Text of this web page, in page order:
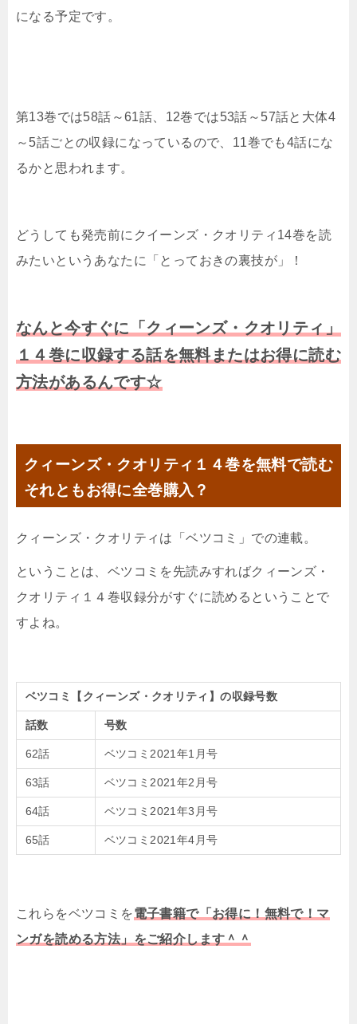
になる予定です。
第13巻では58話～61話、12巻では53話～57話と大体4
～5話ごとの収録になっているので、11巻でも4話にな
るかと思われます。
どうしても発売前にクイーンズ・クオリティ14巻を読
みたいというあなたに「とっておきの裏技が」！
なんと今すぐに「クィーンズ・クオリティ」
１４巻に収録する話を無料またはお得に読む
方法があるんです☆
クィーンズ・クオリティ１４巻を無料で読む
それともお得に全巻購入？
クィーンズ・クオリティは「ベツコミ」での連載。
ということは、ベツコミを先読みすればクィーンズ・
クオリティ１４巻収録分がすぐに読めるということで
すよね。
ベツコミ【クィーンズ・クオリティ】の収録号数
話数 号数
62話 ベツコミ2021年1月号
63話 ベツコミ2021年2月号
64話 ベツコミ2021年3月号
65話 ベツコミ2021年4月号
これらをベツコミを電子書籍で「お得に！無料で！マ
ンガを読める方法」をご紹介します＾＾